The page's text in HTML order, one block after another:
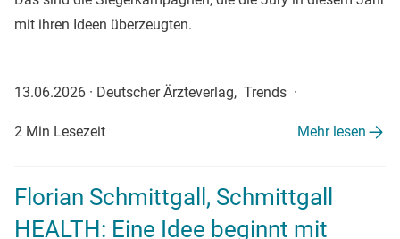
mit ihren Ideen überzeugten.
13.06.2026 · Deutscher Ärzteverlag, Trends ·
2 Min Lesezeit Mehr lesen
Florian Schmittgall, Schmittgall
HEALTH: Eine Idee beginnt mit